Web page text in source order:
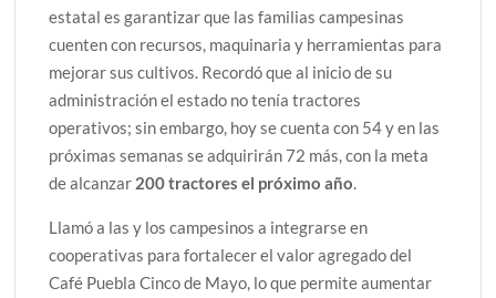
estatal es garantizar que las familias campesinas
cuenten con recursos, maquinaria y herramientas para
mejorar sus cultivos. Recordó que al inicio de su
administración el estado no tenía tractores
operativos; sin embargo, hoy se cuenta con 54 y en las
próximas semanas se adquirirán 72 más, con la meta
de alcanzar 200 tractores el próximo año
Llamó a las y los campesinos a integrarse en
cooperativas para fortalecer el valor agregado del
Café Puebla Cinco de Mayo, lo que permite aumentar